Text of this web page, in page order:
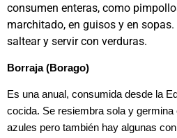
consumen enteras, como
marchitado, en guisos y en
saltear y servir con verduras.
Borraja (Borago)
Es una anual, consumida desde la
cocida. Se resiembra sola y germina
azules pero también hay algunas